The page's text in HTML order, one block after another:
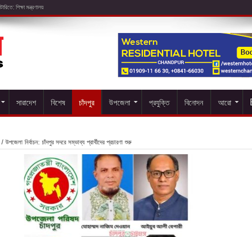
সারাদেশ বিশেষ চাঁদপুর উপজেলা প্রযুক্তি বিনোদন আরো
/ উপজেলা নির্বাচন: চাঁদপুর সদরে সম্ভাব্য প্রার্থীদের প্রচারণা শুরু